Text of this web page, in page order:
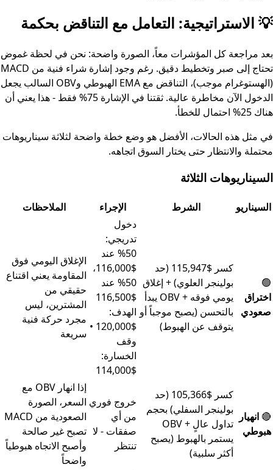
💡 الاستراتيجية: التعامل مع التناقض بحكمة
بعد مراجعة كل المؤشرات معاً، الصورة واضحة: نحن في لحظة غموض
تحتاج إلى صبر وتخطيط دقيق. رغم وجود إشارة شراء فنية من MACD
(الهستوغرام موجب)، التناقض مع EMA الهبوطي وOBV السالب يجعل
الدخول الآن مخاطرة عالية. ثقتنا في الإشارة 75% فقط - هذا يعني أن
هناك 25% احتمال للخطأ.
في مثل هذه الحالات، الأفضل هو وضع خطة واضحة لثلاثة سيناريوهات
محتملة والانتظار حتى يختار السوق اتجاهه.
السيناريوهات الثلاثة
السيناريو الشرط الإجراء الملاحظات
🟢
اختراق
صعودي
كسر $115,947 (حد
بولينجر العلوي) + إغلاق
يومي فوقه + OBV يبدأ
بالتحسن (يصبح موجباً أو
يتوقف عن الهبوط)
دخول
تدريجي:
50% عند
$116,000،
50% عند
$116,500
الهدف:
$120,000 •
وقف
الخسارة:
$114,000
الإغلاق اليومي فوق
المقاومة يعني اقتناع
حقيقي من
المشترين، ليس
مجرد حركة فنية
سريعة
🔴 انهيار
هبوطي
كسر $105,366 (حد
بولينجر السفلي) بحجم
تداول عالٍ + OBV
يستمر بالهبوط (يصبح
أكثر سلبية)
خروج فوري
من أي
صفقات - لا
تنتظر
إذا انهار OBV مع
السعر، الصورة
الصعودية من MACD
تصبح غير صالحة
وأصبح الاتجاه هبوطياً
واضحاً